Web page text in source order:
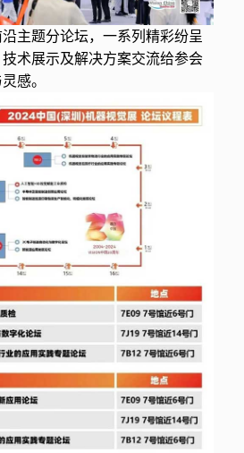
主题分论坛，一系列精彩纷呈
术展示及解决方案交流给参会
感。